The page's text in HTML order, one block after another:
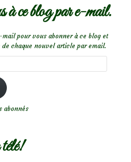
ce blog par e-mail.
mail pour vous abonner à ce blog et
chaque nouvel article par email.
abonnés